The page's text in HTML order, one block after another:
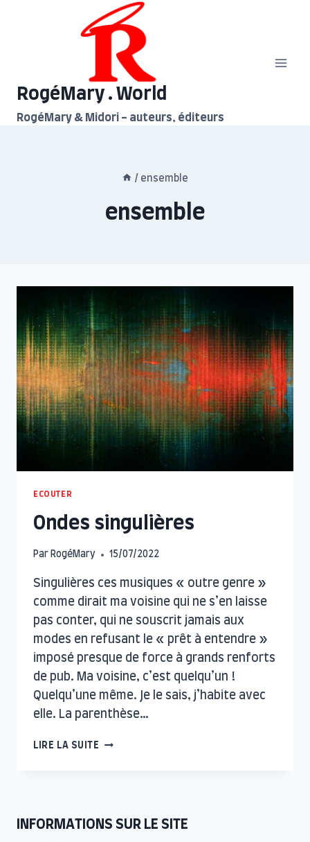
RogéMary . World
RogéMary & Midori - auteurs, éditeurs
/ ensemble
ensemble
ECOUTER
Ondes singulières
Par RogéMary 15/07/2022
Singulières ces musiques « outre genre »
comme dirait ma voisine qui ne s’en laisse
pas conter, qui ne souscrit jamais aux
modes en refusant le « prêt à entendre »
imposé presque de force à grands renforts
de pub. Ma voisine, c’est quelqu’un !
Quelqu’une même. Je le sais, j’habite avec
elle. La parenthèse…
LIRE LA SUITE ONDES
INFORMATIONS SUR LE SITE